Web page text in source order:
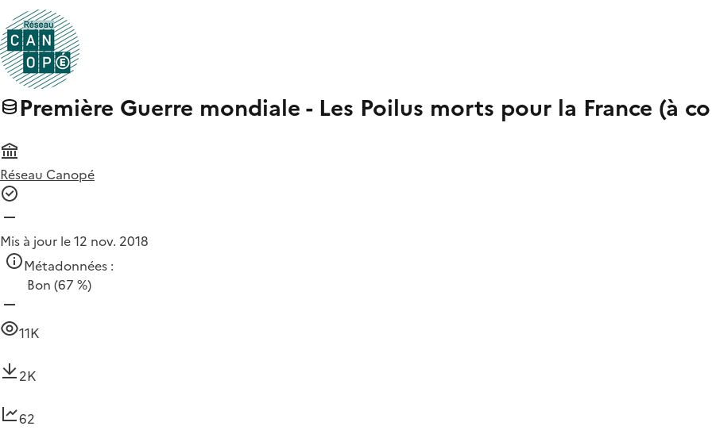
Première Guerre mondiale - Les Poilus morts pour la France (à
Réseau Canopé
Mis à jour le 12 nov. 2018
Métadonnées :
Bon (67 %)
11K
2K
62